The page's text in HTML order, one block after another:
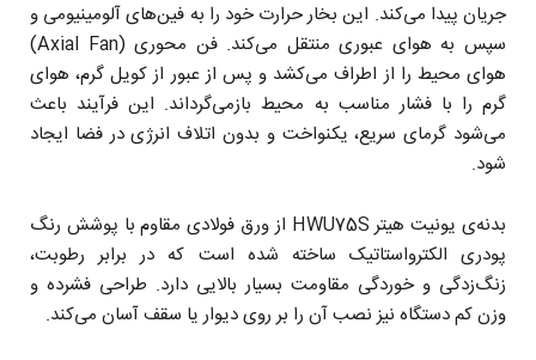
جریان پیدا می‌کند. این بخار حرارت خود را به فین‌های آلومینیومی و
سپس به هوای عبوری منتقل می‌کند. فن محوری (Axial Fan)
هوای محیط را از اطراف می‌کشد و پس از عبور از کویل گرم، هوای
گرم را با فشار مناسب به محیط بازمی‌گرداند. این فرآیند باعث
می‌شود گرمای سریع، یکنواخت و بدون اتلاف انرژی در فضا ایجاد
شود.
بدنه‌ی یونیت هیتر HWU75S از ورق فولادی مقاوم با پوشش رنگ
پودری الکترواستاتیک ساخته شده است که در برابر رطوبت،
زنگ‌زدگی و خوردگی مقاومت بسیار بالایی دارد. طراحی فشرده و
وزن کم دستگاه نیز نصب آن را بر روی دیوار یا سقف آسان می‌کند.